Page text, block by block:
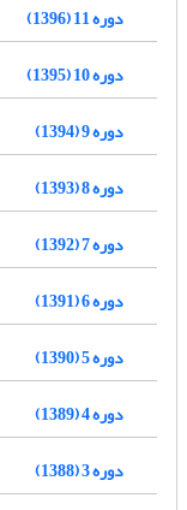
دوره 11 (1396)
دوره 10 (1395)
دوره 9 (1394)
دوره 8 (1393)
دوره 7 (1392)
دوره 6 (1391)
دوره 5 (1390)
دوره 4 (1389)
دوره 3 (1388)